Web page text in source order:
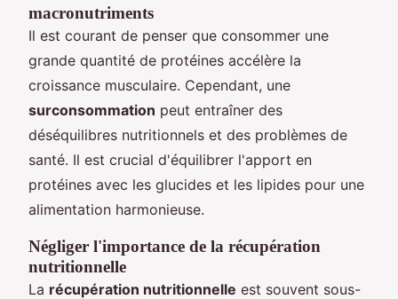
macronutriments
Il est courant de penser que consommer une
grande quantité de protéines accélère la
croissance musculaire. Cependant, une
surconsommation peut entraîner des
déséquilibres nutritionnels et des problèmes de
santé. Il est crucial d'équilibrer l'apport en
protéines avec les glucides et les lipides pour une
alimentation harmonieuse.
Négliger l'importance de la récupération
nutritionnelle
La récupération nutritionnelle est souvent sous-